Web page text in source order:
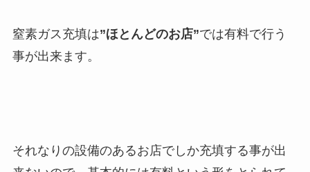
窒素ガス充填は”ほとんどのお店”では有料で行う
事が出来ます。
それなりの設備のあるお店でしか充填する事が出